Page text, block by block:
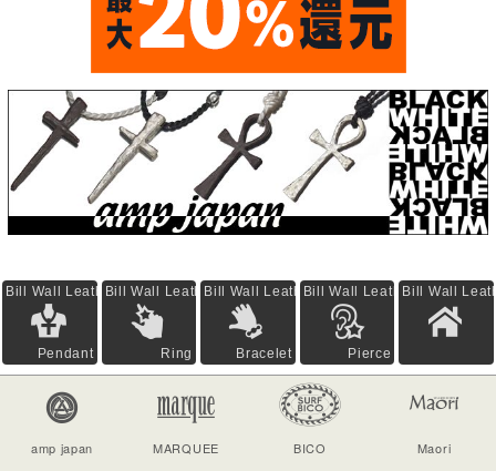
Bill Wall Leather
Pendant
Bill Wall Leather
Ring
Bill Wall Leather
Bracelet
Bill Wall Leather
Pierce
Bill Wall
amp japan MARQUEE BICO Maori